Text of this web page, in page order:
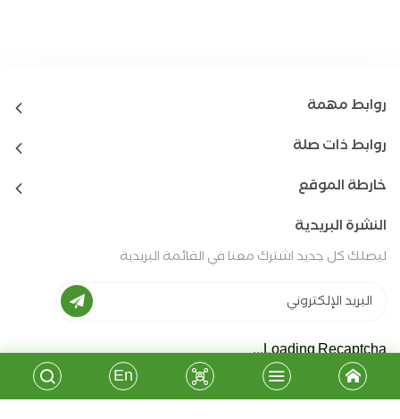
En
روابط مهمة
روابط ذات صلة
خارطة الموقع
النشرة البريدية
ليصلك كل جديد اشترك معنا في القائمة البريدية
Loading Recaptcha...